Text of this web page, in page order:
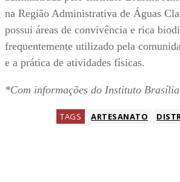
na Região Administrativa de Águas
possui áreas de convivência e rica
frequentemente utilizado pela
e a prática de atividades físicas.
*Com informações do Instituto
TAGS ARTESANATO